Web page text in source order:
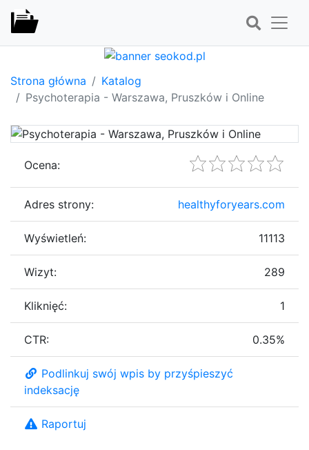
Strona główna
Katalog
Psychoterapia - Warszawa, Pruszków i Online
Ocena:
Adres strony: healthyforyears.com
Wyświetleń: 11113
Wizyt: 289
Kliknięć: 1
CTR: 0.35%
Podlinkuj swój wpis by przyśpieszyć
indeksację
Raportuj